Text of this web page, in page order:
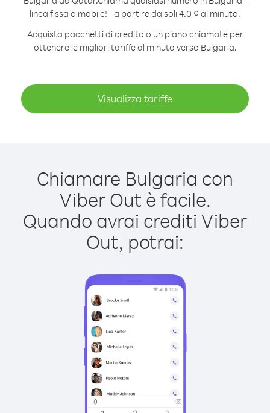
linea fissa o mobile! - a partire da soli 4.0 ¢ al minuto.
Acquista pacchetti di credito o un piano chiamate per
ottenere le migliori tariffe al minuto verso Bulgaria.
Visualizza tariffe
Chiamare Bulgaria con
Viber Out è facile.
Quando avrai crediti Viber
Out, potrai: